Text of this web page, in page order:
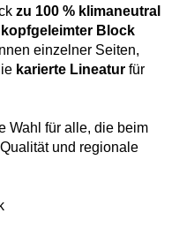
zu 100 % klimaneutral
kopfgeleimter Block
einzelner Seiten,
karierte Lineatur für
Wahl für alle, die beim
und regionale